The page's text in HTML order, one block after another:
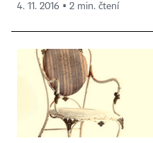
4. 11. 2016 ▪ 2 min. čtení